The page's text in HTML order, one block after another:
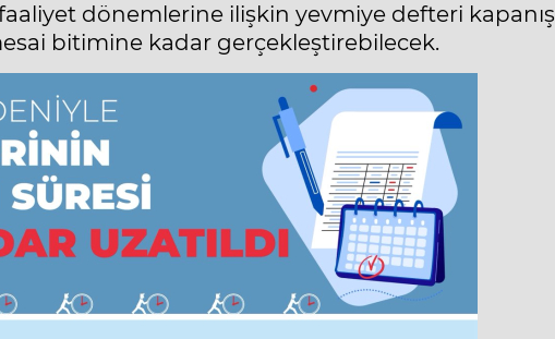
dönemlerine ilişkin yevmiye defteri kapanış
bitimine kadar gerçekleştirebilecek.